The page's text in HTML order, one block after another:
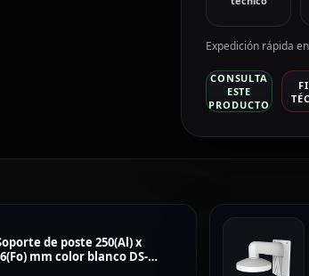
12mm)
cantidad
Expedición rápida
CONSULTA
ESTE
PRODUCTO
de poste 250(Al) x
mm color blanco DS-